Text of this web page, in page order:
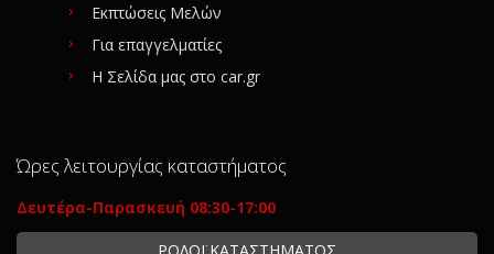
Εκπτώσεις Μελών
Για επαγγελματίες
Η Σελίδα μας στο car.gr
Ώρες λειτουργίας καταστήματος
Δευτέρα-Παρασκευή 08:30-17:00
ΡΟΛΟΪ ΚΑΤΑΣΤΗΜΑΤΟΣ